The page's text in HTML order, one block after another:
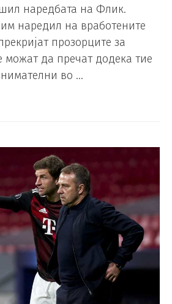
наредбата на Флик.
наредил на вработените
прозорците за
можат да пречат додека тие
во …